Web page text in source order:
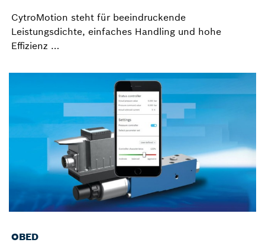
CytroMotion steht für beeindruckende
Leistungsdichte, einfaches Handling und hohe
Effizienz …
OBED